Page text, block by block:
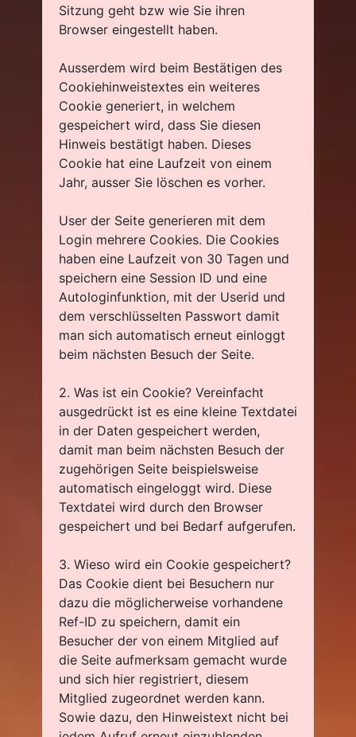
Sitzung geht bzw wie Sie ihren
Browser eingestellt haben.
Ausserdem wird beim Bestätigen des
Cookiehinweistextes ein weiteres
Cookie generiert, in welchem
gespeichert wird, dass Sie diesen
Hinweis bestätigt haben. Dieses
Cookie hat eine Laufzeit von einem
Jahr, ausser Sie löschen es vorher.
User der Seite generieren mit dem
Login mehrere Cookies. Die Cookies
haben eine Laufzeit von 30 Tagen und
speichern eine Session ID und eine
Autologinfunktion, mit der Userid und
dem verschlüsselten Passwort damit
man sich automatisch erneut einloggt
beim nächsten Besuch der Seite.
2. Was ist ein Cookie? Vereinfacht
ausgedrückt ist es eine kleine Textdatei
in der Daten gespeichert werden,
damit man beim nächsten Besuch der
zugehörigen Seite beispielsweise
automatisch eingeloggt wird. Diese
Textdatei wird durch den Browser
gespeichert und bei Bedarf aufgerufen.
3. Wieso wird ein Cookie gespeichert?
Das Cookie dient bei Besuchern nur
dazu die möglicherweise vorhandene
Ref-ID zu speichern, damit ein
Besucher der von einem Mitglied auf
die Seite aufmerksam gemacht wurde
und sich hier registriert, diesem
Mitglied zugeordnet werden kann.
Sowie dazu, den Hinweistext nicht bei